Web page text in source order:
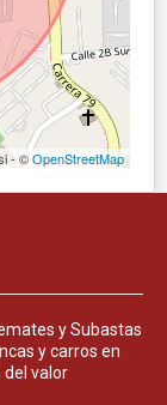
- ©OpenStreetMap
y Subastas
y carros en
del valor